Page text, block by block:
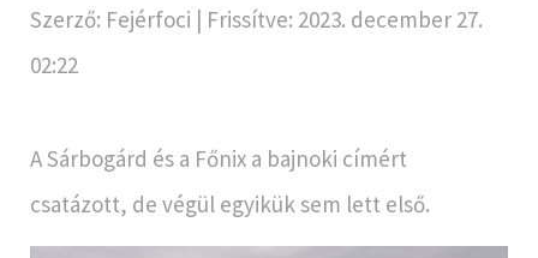
Szerző: Fejérfoci | Frissítve: 2023. december 27.
02:22
A Sárbogárd és a Főnix a bajnoki címért
csatázott, de végül egyikük sem lett első.